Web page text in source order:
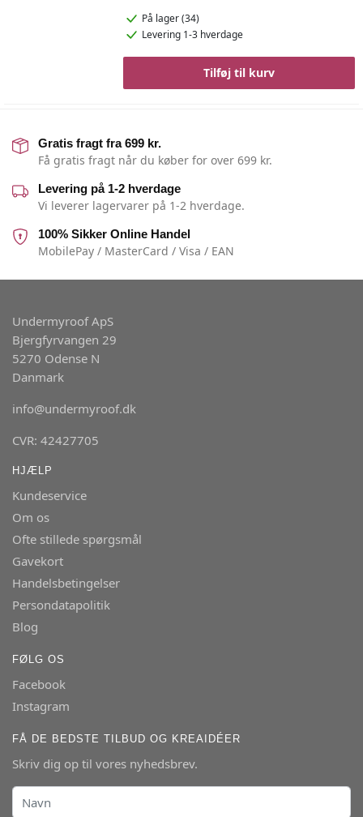
På lager (34)
Levering 1-3 hverdage
Tilføj til kurv
Gratis fragt fra 699 kr.
Få gratis fragt når du køber for over 699 kr.
Levering på 1-2 hverdage
Vi leverer lagervarer på 1-2 hverdage.
100% Sikker Online Handel
MobilePay / MasterCard / Visa / EAN
Undermyroof ApS
Bjergfyrvangen 29
5270 Odense N
Danmark
info@undermyroof.dk
CVR: 42427705
HJÆLP
Kundeservice
Om os
Ofte stillede spørgsmål
Gavekort
Handelsbetingelser
Persondatapolitik
Blog
FØLG OS
Facebook
Instagram
FÅ DE BEDSTE TILBUD OG KREAIDÉER
Skriv dig op til vores nyhedsbrev.